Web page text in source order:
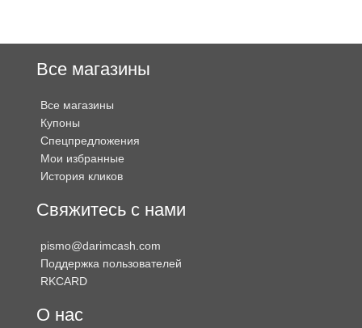
Все магазины
Все магазины
Купоны
Спецпредложения
Мои избранные
История кликов
Свяжитесь с нами
pismo@darimcash.com
Поддержка пользователей
RKCARD
О нас